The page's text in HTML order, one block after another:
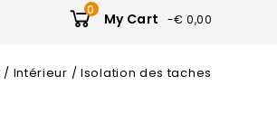
0
My Cart -€ 0,00
Intérieur Isolation des taches